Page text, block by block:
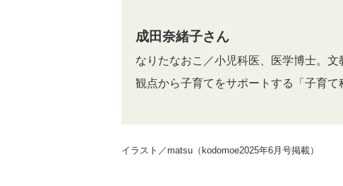
成田奈緒子さん
なりたなおこ／小児科医、医学博士。
観点から子育てをサポートする「子育て
イラスト／matsu（kodomoe2025年6月号掲載）